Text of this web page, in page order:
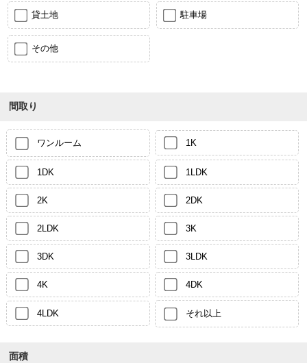
貸土地 駐車場
その他
間取り
ワンルーム 1K
1DK 1LDK
2K 2DK
2LDK 3K
3DK 3LDK
4K 4DK
4LDK それ以上
面積